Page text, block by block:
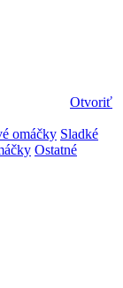
Otvoriť
omáčky Sladké
Ostatné